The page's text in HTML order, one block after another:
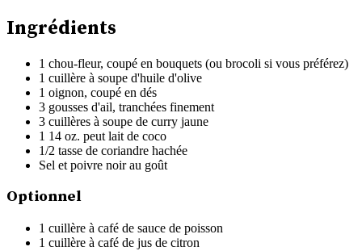
Ingrédients
1 chou-fleur, coupé en bouquets (ou brocoli si vous préférez)
1 cuillère à soupe d'huile d'olive
1 oignon, coupé en dés
3 gousses d'ail, tranchées finement
3 cuillères à soupe de curry jaune
1 14 oz. peut lait de coco
1/2 tasse de coriandre hachée
Sel et poivre noir au goût
Optionnel
1 cuillère à café de sauce de poisson
1 cuillère à café de jus de citron